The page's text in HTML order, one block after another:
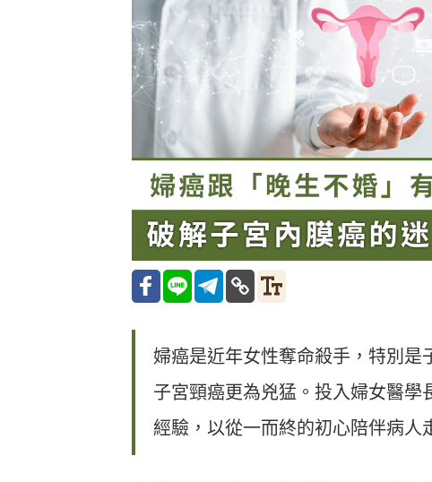
婦癌是近年女性奪命殺手，特別
子宮頸癌更為兇猛。投入婦女醫
經驗，以從一而終的初心陪伴病人